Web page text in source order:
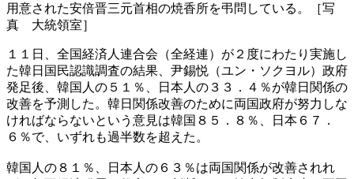
用意された安倍晋三元首相の焼香所を弔問している。［写
真 大統領室］
１１日、全国経済人連合会（全経連）が２度にわたり実施し
た韓日国民認識調査の結果、尹錫悦（ユン・ソクヨル）政府
発足後、韓国人の５１％、日本人の３３．４％が韓日関係の
改善を予測した。韓日関係改善のために両国政府が努力しな
ければならないという意見は韓国８５．８％、日本６７．
６％で、いずれも過半数を超えた。
韓国人の８１％、日本人の６３％は両国関係が改善されれ